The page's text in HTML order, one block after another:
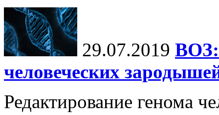
29.07.2019 ВОЗ:
человеческих
Редактирование генома